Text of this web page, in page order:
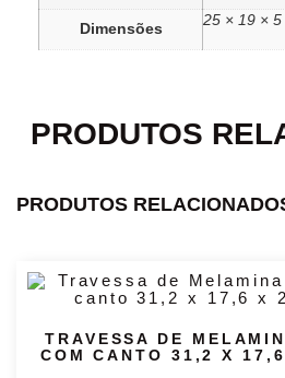
Dimensões
25 × 19 × 5
PRODUTOS
PRODUTOS
TRAVESSA DE
COM CANTO 31,2 X